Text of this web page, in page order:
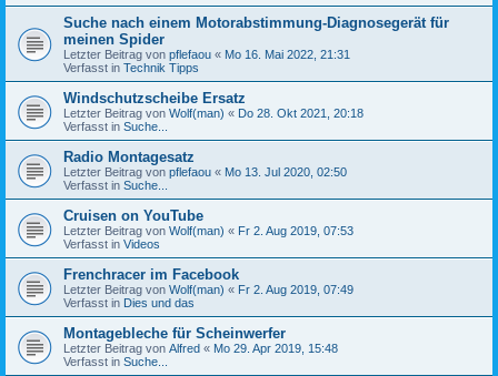
Suche nach einem Motorabstimmung-Diagnosegerät für
meinen Spider
Letzter Beitrag von pflefaou « Mo 16. Mai 2022, 21:31
Verfasst in Technik Tipps
Windschutzscheibe Ersatz
Letzter Beitrag von Wolf(man) « Do 28. Okt 2021, 20:18
Verfasst in Suche...
Radio Montagesatz
Letzter Beitrag von pflefaou « Mo 13. Jul 2020, 02:50
Verfasst in Suche...
Cruisen on YouTube
Letzter Beitrag von Wolf(man) « Fr 2. Aug 2019, 07:53
Verfasst in Videos
Frenchracer im Facebook
Letzter Beitrag von Wolf(man) « Fr 2. Aug 2019, 07:49
Verfasst in Dies und das
Montagebleche für Scheinwerfer
Letzter Beitrag von Alfred « Mo 29. Apr 2019, 15:48
Verfasst in Suche...